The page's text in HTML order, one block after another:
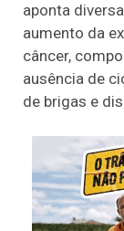
aponta
aumento da
câncer,
ausência de
de brigas e